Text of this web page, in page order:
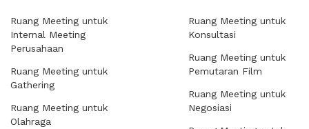
Ruang Meeting untuk
Internal Meeting
Perusahaan
Ruang Meeting untuk
Gathering
Ruang Meeting untuk
Olahraga
Ruang Meeting untuk
Konsultasi
Ruang Meeting untuk
Pemutaran Film
Ruang Meeting untuk
Negosiasi